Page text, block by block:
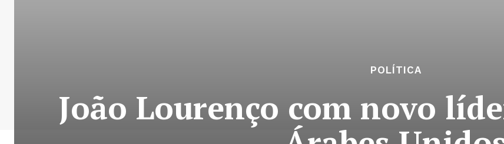
POLÍTICA
João Lourenço com novo